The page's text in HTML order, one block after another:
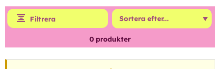
Filtrera
0 produkter